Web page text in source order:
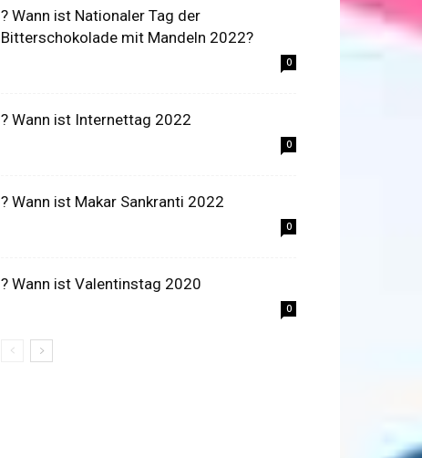
? Wann ist Nationaler Tag der
Bitterschokolade mit Mandeln 2022?
0
? Wann ist Internettag 2022
0
? Wann ist Makar Sankranti 2022
0
? Wann ist Valentinstag 2020
0